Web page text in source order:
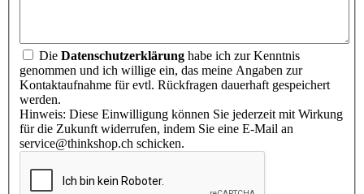
Die Datenschutzerklärung habe ich zur Kenntnis
genommen und ich willige ein, das meine Angaben zur
Kontaktaufnahme für evtl. Rückfragen dauerhaft gespeichert
werden.
Hinweis: Diese Einwilligung können Sie jederzeit mit Wirkung
für die Zukunft widerrufen, indem Sie eine E-Mail an
service@thinkshop.ch schicken.